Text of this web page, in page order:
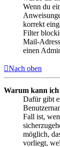
Wenn du
korrekt
Filter
Mail-
einen
Nach oben
Warum kann
Dafür gibt
Fall ist,
möglich,
vorliegt,